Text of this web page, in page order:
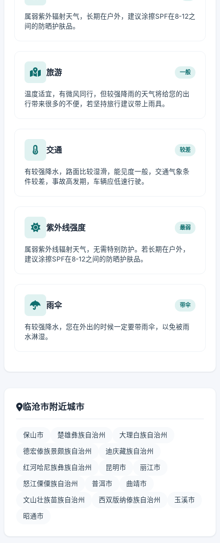
属弱紫外辐射天气，长期在户外，建议涂擦SPF在8-12之
间的防晒护肤品。
旅游 一般
温度适宜，有微风同行，但较强降雨的天气将给您的出
行带来很多的不便，若坚持旅行建议带上雨具。
交通 较差
有较强降水，路面比较湿滑，能见度一般，交通气象条
件较差，事故高发期，车辆应低速行驶。
紫外线强度 最弱
属弱紫外线辐射天气，无需特别防护。若长期在户外，
建议涂擦SPF在8-12之间的防晒护肤品。
雨伞 带伞
有较强降水，您在外出的时候一定要带雨伞，以免被雨
水淋湿。
临沧市附近城市
保山市 楚雄彝族自治州 大理白族自治州
德宏傣族景颇族自治州 迪庆藏族自治州
红河哈尼族彝族自治州 昆明市 丽江市
怒江傈僳族自治州 普洱市 曲靖市
文山壮族苗族自治州 西双版纳傣族自治州 玉溪市
昭通市